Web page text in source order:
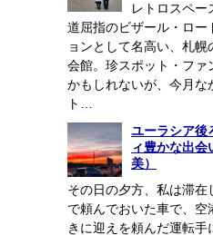
レトロスペー
道屈指のビザール・ロー
ョンとして名高い、札
会館。珍スポット・ファ
かもしれないが、今月な
ト…
ユーラシア
ィ豊かな出会
美）
その日の夕方、私は滞在
で頼んでおいた車で、空
きに迎えを頼んだ運転